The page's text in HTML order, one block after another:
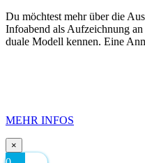
Du möchtest mehr über die
Infoabend als Aufzeichnung
duale Modell kennen. Eine
MEHR INFOS
×